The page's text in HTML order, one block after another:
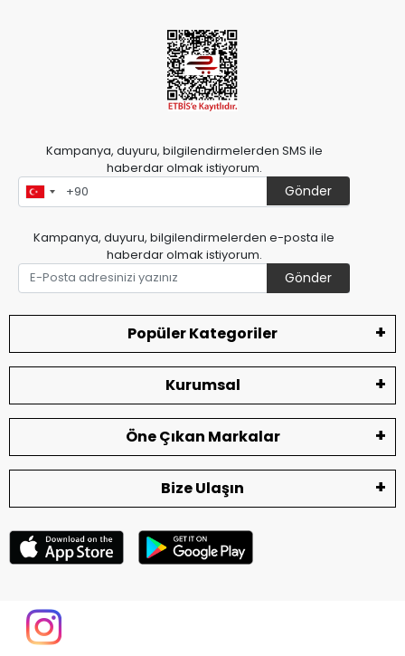
Kampanya, duyuru, bilgilendirmelerden SMS ile
haberdar olmak istiyorum.
Gönder
Kampanya, duyuru, bilgilendirmelerden e-posta ile
haberdar olmak istiyorum.
Gönder
Popüler Kategoriler
Kurumsal
Öne Çıkan Markalar
Bize Ulaşın